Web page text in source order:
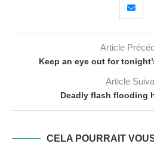
Article
Keep an eye out for
Article
Deadly flash flooding
CELA POURRAIT